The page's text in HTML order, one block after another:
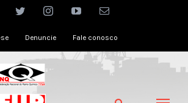
facebooktwitter instagramyoutubeEmail
Denuncie Fale conosco